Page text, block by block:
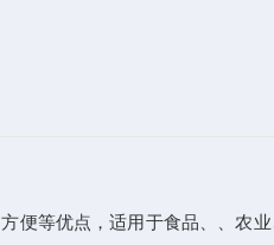
便等优点，适用于食品、、